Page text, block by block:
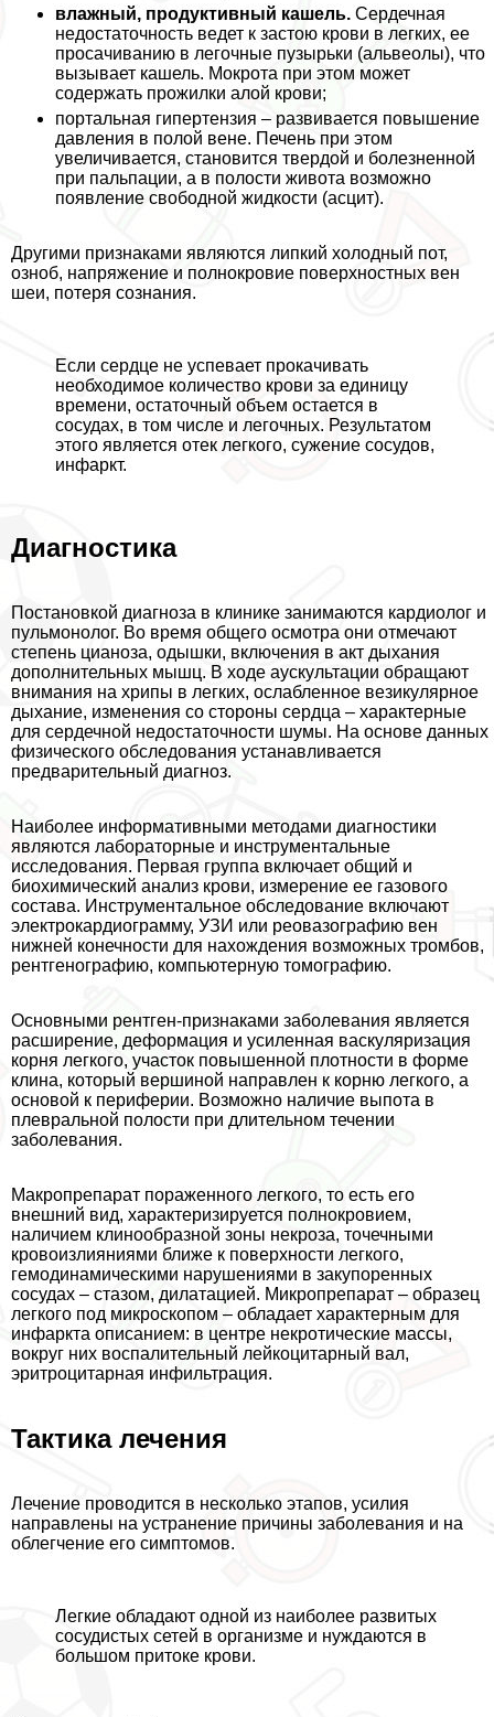
влажный, продуктивный кашель. Сердечная
недостаточность ведет к застою крови в легких, ее
просачиванию в легочные пузырьки (альвеолы), что
вызывает кашель. Мокрота при этом может
содержать прожилки алой крови;
портальная гипертензия – развивается повышение
давления в полой вене. Печень при этом
увеличивается, становится твердой и болезненной
при пальпации, а в полости живота возможно
появление свободной жидкости (асцит).
Другими признаками являются липкий холодный пот,
озноб, напряжение и полнокровие поверхностных вен
шеи, потеря сознания.
Если сердце не успевает прокачивать
необходимое количество крови за единицу
времени, остаточный объем остается в
сосудах, в том числе и легочных. Результатом
этого является отек легкого, сужение сосудов,
инфаркт.
Диагностика
Постановкой диагноза в клинике занимаются кардиолог и
пульмонолог. Во время общего осмотра они отмечают
степень цианоза, одышки, включения в акт дыхания
дополнительных мышц. В ходе аускультации обращают
внимания на хрипы в легких, ослабленное везикулярное
дыхание, изменения со стороны сердца – хаpaктерные
для сердечной недостаточности шумы. На основе данных
физического обследования устанавливается
предварительный диагноз.
Наиболее информативными методами диагностики
являются лабораторные и инструментальные
исследования. Первая группа включает общий и
биохимический анализ крови, измерение ее газового
состава. Инструментальное обследование включают
электрокардиограмму, УЗИ или реовазографию вен
нижней конечности для нахождения возможных тромбов,
рентгенографию, компьютерную томографию.
Основными рентген-признаками заболевания является
расширение, деформация и усиленная васкуляризация
корня легкого, участок повышенной плотности в форме
клина, который вершиной направлен к корню легкого, а
основой к периферии. Возможно наличие выпота в
плевральной полости при длительном течении
заболевания.
Макропрепарат пораженного легкого, то есть его
внешний вид, хаpaктеризируется полнокровием,
наличием клинообразной зоны некроза, точечными
кровоизлияниями ближе к поверхности легкого,
гемодинамическими нарушениями в закупоренных
сосудах – стазом, дилатацией. Микропрепарат – образец
легкого под микроскопом – обладает хаpaктерным для
инфаркта описанием: в центре некротические массы,
вокруг них воспалительный лейкоцитарный вал,
эритроцитарная инфильтрация.
Тактика лечения
Лечение проводится в несколько этапов, усилия
направлены на устранение причины заболевания и на
облегчение его симптомов.
Легкие обладают одной из наиболее развитых
сосудистых сетей в организме и нуждаются в
большом притоке крови.